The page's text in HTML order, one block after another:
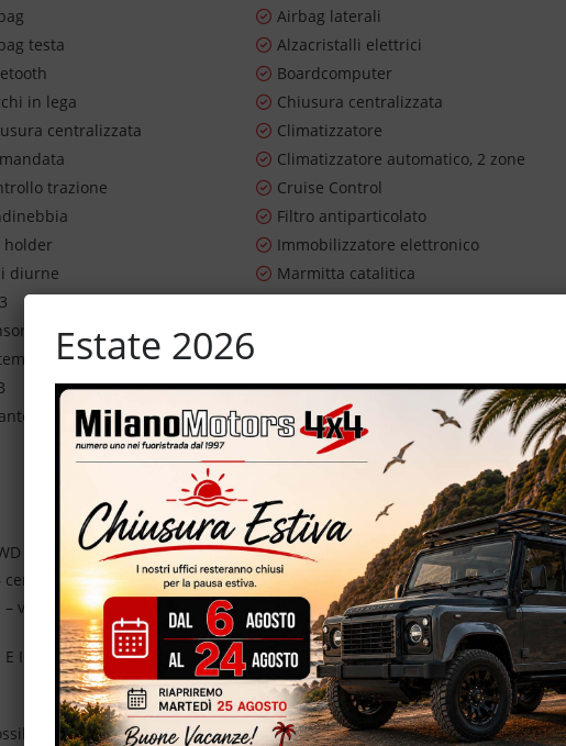
Airbag laterali
testa
Alzacristalli elettrici
Boardcomputer
in lega
Chiusura centralizzata
centralizzata
Climatizzatore
Climatizzatore automatico, 2 zone
trazione
Cruise Control
Filtro antiparticolato
holder
Immobilizzatore elettronico
diurne
Marmitta catalitica
di pioggia
di navigazione
Vetri oscurati
multifunzione
– cambio automatico – head-up display – 92.650 km certificati e garantiti
in lega da 17'' neri – eleganti interni sportivi in misto pelle/stoffa –
vernice metallizzata – specchietti elettrici
IGIENIZZATE CON TRATTAMENTI DI VAPORE, OZONO E
di estensione della garanzia con i leader del mercato ''Opteven'' e
Estate 2026